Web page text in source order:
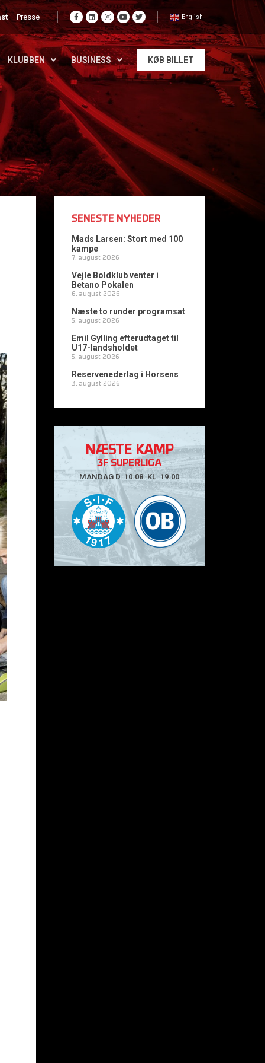
Presse English
KLUBBEN BUSINESS KØB BILLET
SENESTE NYHEDER
Mads Larsen: Stort med 100
kampe
7. august 2026
Vejle Boldklub venter i
Betano Pokalen
6. august 2026
Næste to runder programsat
5. august 2026
Emil Gylling efterudtaget til
U17-landsholdet
5. august 2026
Reservenederlag i Horsens
3. august 2026
NÆSTE KAMP
3F SUPERLIGA
MANDAG D. 10.08. KL. 19.00